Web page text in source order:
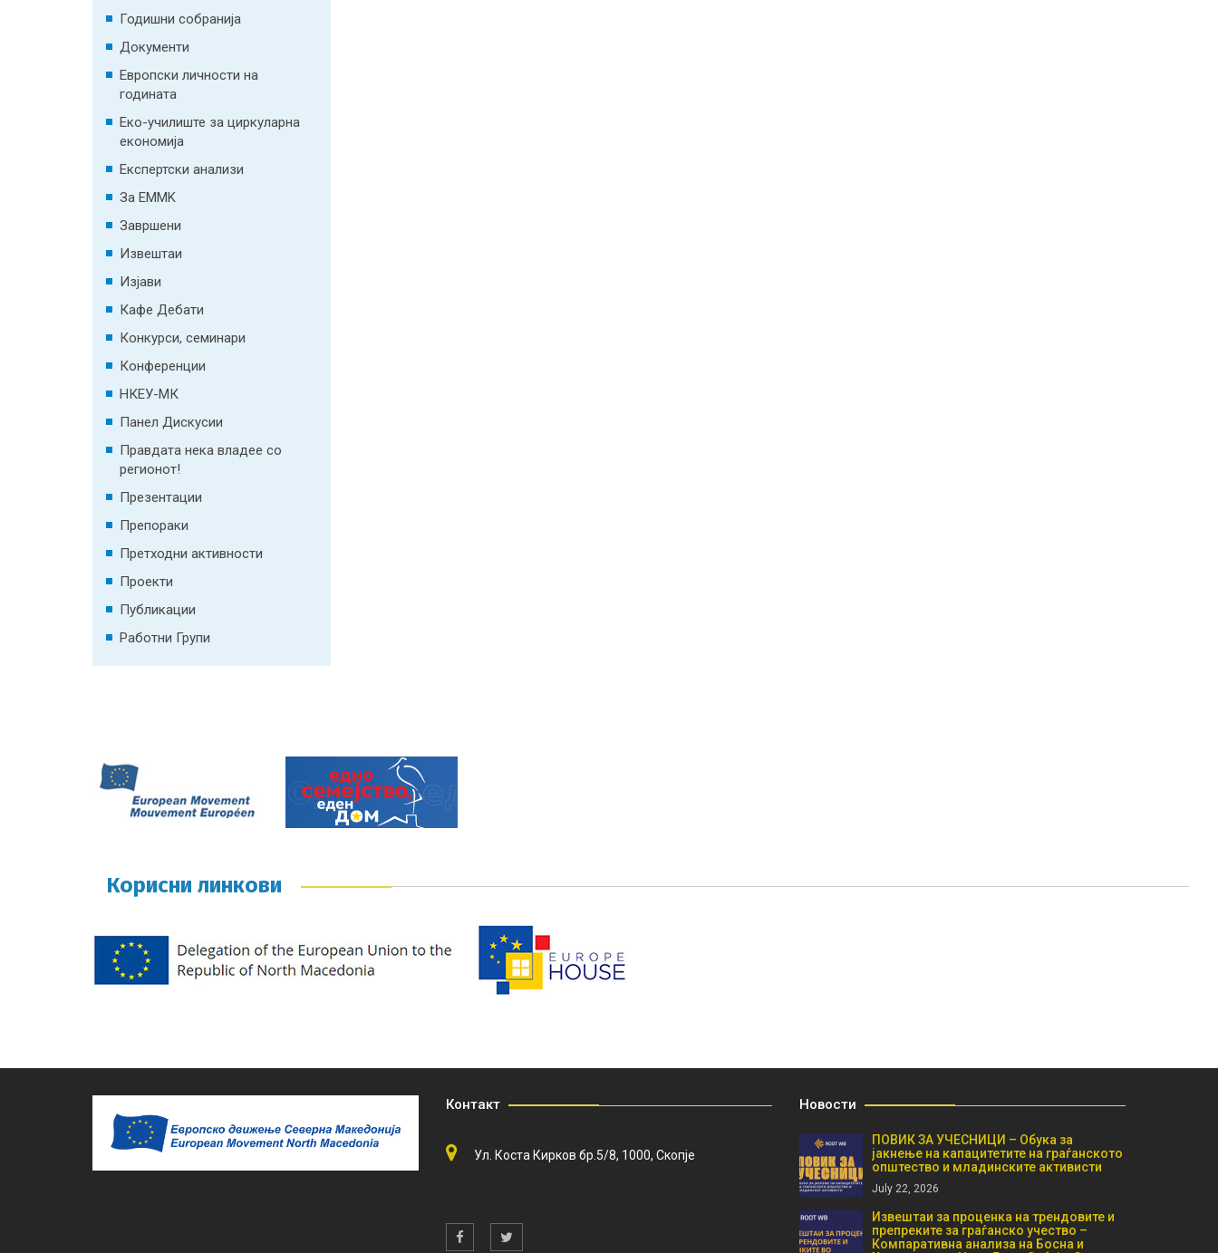
Годишни собранија
Документи
Европски личности на
годината
Еко-училиште за циркуларна
економија
Експертски анализи
За EMMK
Завршени
Извештаи
Изјави
Кафе Дебати
Конкурси, семинари
Конференции
НКЕУ-МК
Панел Дискусии
Правдата нека владее со
регионот!
Презентации
Препораки
Претходни активности
Проекти
Публикации
Работни Групи
Корисни линкови
Контакт
Ул. Коста Кирков бр.5/8, 1000, Скопје
Новости
ПОВИК ЗА УЧЕСНИЦИ – Обука за
јакнење на капацитетите на граѓанското
општество и младинските активисти
July 22, 2026
Извештаи за проценка на трендовите и
препреките за граѓанско учество –
Компаративна анализа на Босна и